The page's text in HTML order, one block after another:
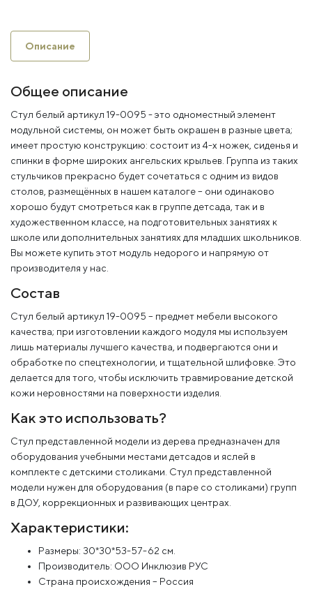
Описание
Общее описание
Стул белый артикул 19-0095 - это одноместный элемент
модульной системы, он может быть окрашен в разные цвета;
имеет простую конструкцию: состоит из 4-х ножек, сиденья и
спинки в форме широких ангельских крыльев. Группа из таких
стульчиков прекрасно будет сочетаться с одним из видов
столов, размещённых в нашем каталоге – они одинаково
хорошо будут смотреться как в группе детсада, так и в
художественном классе, на подготовительных занятиях к
школе или дополнительных занятиях для младших школьников.
Вы можете купить этот модуль недорого и напрямую от
производителя у нас.
Состав
Стул белый артикул 19-0095 – предмет мебели высокого
качества; при изготовлении каждого модуля мы используем
лишь материалы лучшего качества, и подвергаются они и
обработке по спецтехнологии, и тщательной шлифовке. Это
делается для того, чтобы исключить травмирование детской
кожи неровностями на поверхности изделия.
Как это использовать?
Стул представленной модели из дерева предназначен для
оборудования учебными местами детсадов и яслей в
комплекте с детскими столиками. Стул представленной
модели нужен для оборудования (в паре со столиками) групп
в ДОУ, коррекционных и развивающих центрах.
Характеристики:
Размеры: 30*30*53-57-62 см.
Производитель: ООО Инклюзив РУС
Страна происхождения – Россия